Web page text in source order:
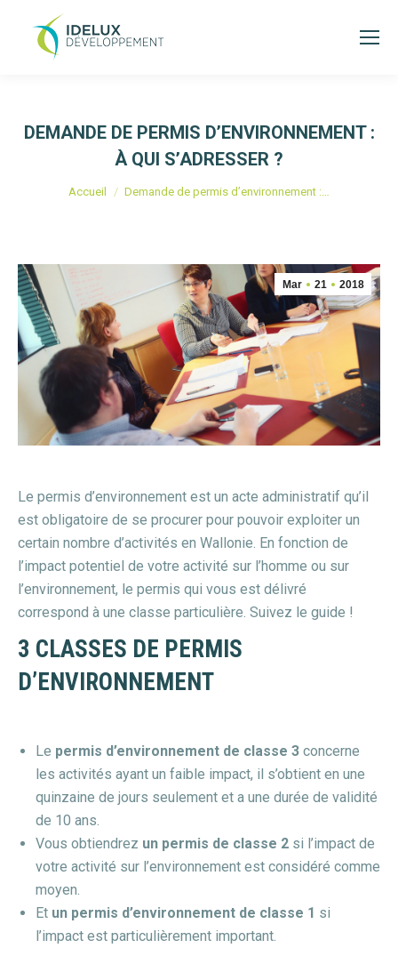
DEMANDE DE PERMIS D’ENVIRONNEMENT :
À QUI S’ADRESSER ?
Vous êtes ici :
Accueil Demande de permis d’environnement :…
Mar 21 2018
Le permis d’environnement est un acte administratif qu’il
est obligatoire de se procurer pour pouvoir exploiter un
certain nombre d’activités en Wallonie. En fonction de
l’impact potentiel de votre activité sur l’homme ou sur
l’environnement, le permis qui vous est délivré
correspond à une classe particulière. Suivez le guide !
3 CLASSES DE PERMIS
D’ENVIRONNEMENT
Le permis d’environnement de classe 3 concerne
les activités ayant un faible impact, il s’obtient en une
quinzaine de jours seulement et a une durée de validité
de 10 ans.
Vous obtiendrez un permis de classe 2 si l’impact de
votre activité sur l’environnement est considéré comme
moyen.
Et un permis d’environnement de classe 1 si
l’impact est particulièrement important.